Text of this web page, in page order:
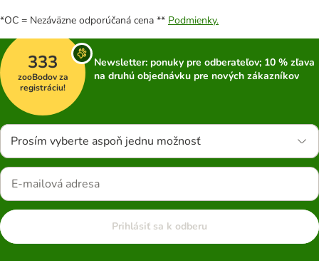
*OC = Nezáväzne odporúčaná cena ** Podmienky.
333
zooBodov za
registráciu!
Newsletter: ponuky pre odberateľov; 10 % zľava
na druhú objednávku pre nových zákazníkov
Prosím vyberte aspoň jednu možnosť
Prihlásiť sa k odberu